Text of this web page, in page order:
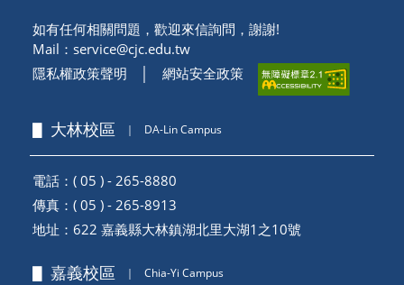
如有任何相關問題，歡迎來信詢問，謝謝!
Mail： service@cjc.edu.tw
隱私權政策聲明
網站安全政策
▋ 大林校區 ｜ DA-Lin Campus
電話：( 05 ) - 265-8880
傳真：( 05 ) - 265-8913
地址： 622 嘉義縣大林鎮湖北里大湖1之10號
▋ 嘉義校區 ｜ Chia-Yi Campus